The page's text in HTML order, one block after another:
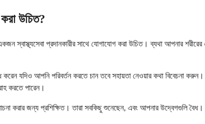
উচিত?
স্বাস্থ্যসেবা প্রদানকারীর সাথে যোগাযোগ করা উচিত। ব্যথা আপনার
যদিও আপনি পরিবর্তন করতে চান তবে সহায়তা নেওয়ার কথা বিবেচনা
করতে পারেন।
করার জন্য প্রশিক্ষিত। তারা সবকিছু শুনেছেন, এবং আপনার উদ্বেগগুলি বৈধ।